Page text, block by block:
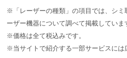
※「レーザーの種類」の項目では、シミ
ーザー機器について調べて掲載していま
※価格は全て税込みです。
※当サイトで紹介する一部サービスには